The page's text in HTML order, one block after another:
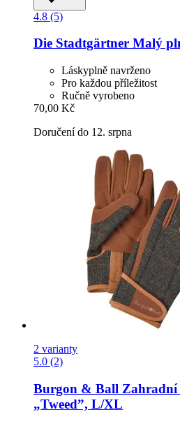
4.8 (5)
Die Stadtgärtner Malý
Láskyplně navrženo
Pro každou příležitost
Ručně vyrobeno
70,00 Kč
Doručení do 12. srpna
2 varianty
5.0 (2)
Burgon & Ball Zahradní
„Tweed”, L/XL